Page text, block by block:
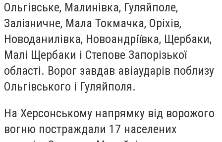
Ольгівське, Малинівка, Гуляйполе,
Залізничне, Мала Токмачка, Оріхів,
Новоданилівка, Новоандріївка, Щербаки,
Малі Щербаки і Степове Запорізької
області. Ворог завдав авіаударів поблизу
Ольгівського і Гуляйполя.
На Херсонському напрямку від ворожого
вогню постраждали 17 населених